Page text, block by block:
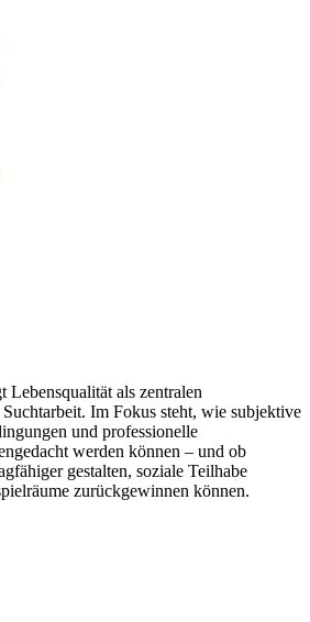
Lebensqualität als zentralen
Im Fokus steht, wie subjektive
und professionelle
werden können – und ob
gestalten, soziale Teilhabe
zurückgewinnen können.